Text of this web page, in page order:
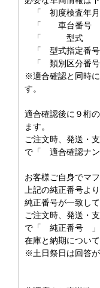
「 初度検査年
「 車台番号
「 型式
「 型式指定番
「 類別区分番
※適合確認と同時
す。
適合確認後に９桁
ます。
ご注文時、発送・
で「 適合確認ナ
お客様ご自身でマ
上記の純正番号よ
純正番号が一致し
ご注文時、発送・
で「 純正番号 」
在庫と納期につい
※土日祭日は回答が